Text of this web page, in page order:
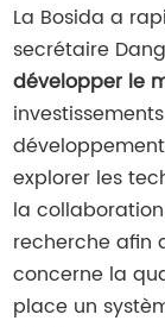
La Bosida a
secrétaire
développer le
explorer les
la
recherche afin
concerne la
place un